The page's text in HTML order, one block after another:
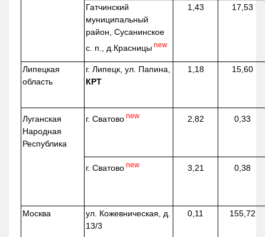
Гатчинский
муниципальный
район, Сусанинское
с. п., д.Красницы new
1,43 17,53
Липецкая
область
г. Липецк, ул. Папина,
КРТ
1,18 15,60
Луганская
Народная
Республика
г. Сватово new 2,82 0,33
г. Сватово new 3,21 0,38
Москва ул. Кожевническая, д.
13/3
0,11 155,72